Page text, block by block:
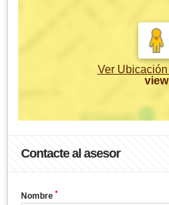
Ver Ubicación
view
Contacte al asesor
Nombre *